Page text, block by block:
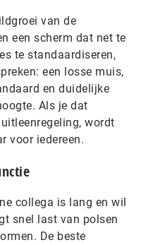
van de
een scherm dat net te
te standaardiseren,
een losse muis,
en duidelijke
Als je dat
wordt
voor iedereen.
collega is lang en wil
snel last van polsen
De beste